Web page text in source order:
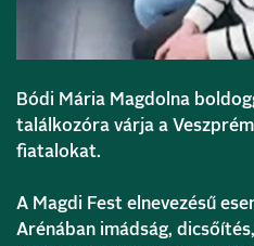
Bódi Mária Magdolna
találkozóra várja a
fiatalokat.
A Magdi Fest elnevezésű
Arénában imádság,